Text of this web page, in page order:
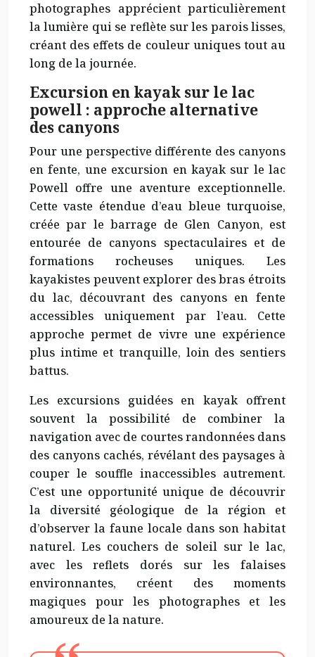
photographes apprécient particulièrement
la lumière qui se reflète sur les parois lisses,
créant des effets de couleur uniquestout au
long de la journée.
Excursion en kayak sur le lac
powell : approche alternative
des canyons
Pour une perspective différente des canyons
en fente, une excursion en kayak sur le lac
Powell offre une aventure exceptionnelle.
Cette vaste étendue d’eau bleue turquoise,
créée par le barrage de Glen Canyon, est
entourée de canyons spectaculaires et de
formations rocheuses uniques. Les
kayakistes peuvent explorer des bras étroits
du lac, découvrant des canyons en fente
accessibles uniquement par l’eau. Cette
approche permet de vivre une expérience
plus intime et tranquille, loin des sentiers
battus.
Les excursions guidées en kayak offrent
souvent la possibilité de combiner la
navigation avec de courtes randonnées dans
des canyons cachés, révélant des paysages à
couper le souffle inaccessibles autrement.
C’est une opportunité unique de découvrir
la diversité géologique de la région et
d’observer la faune locale dans son habitat
naturel. Les couchers de soleil sur le lac,
avec les reflets dorés sur les falaises
environnantes, créent des moments
magiques pour les photographes et les
amoureux de la nature.